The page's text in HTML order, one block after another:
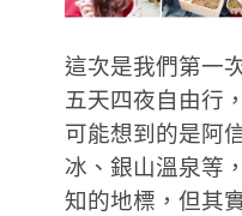
這次是我們第一
五天四夜自由行
可能想到的是阿
冰、銀山溫泉等
知的地標，但其